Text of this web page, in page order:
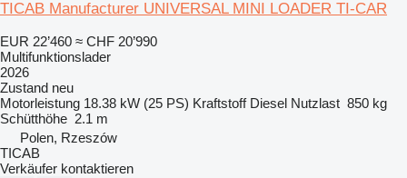
TICAB Manufacturer UNIVERSAL MINI LOADER TI-CAR
EUR 22’460 ≈ CHF 20’990
Multifunktionslader
2026
Zustand neu
Motorleistung 18.38 kW (25 PS) Kraftstoff Diesel Nutzlast 850 kg
Schütthöhe 2.1 m
Polen, Rzeszów
TICAB
Verkäufer kontaktieren